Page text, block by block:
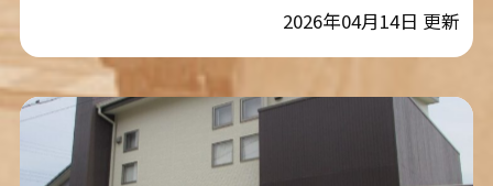
2026年04月14日 更新